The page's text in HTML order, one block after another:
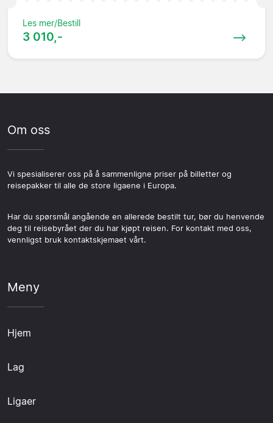
Les mer/Bestill
3 010,-
Om oss
Vi spesialiserer oss på å sammenligne priser på billetter og
reisepakker til alle de store ligaene i Europa.
Har du spørsmål angående en allerede bestilt tur, bør du henvende
deg til reisebyrået der du har kjøpt reisen. For kontakt med oss,
vennligst bruk kontaktskjemaet vårt.
Meny
Hjem
Lag
Ligaer